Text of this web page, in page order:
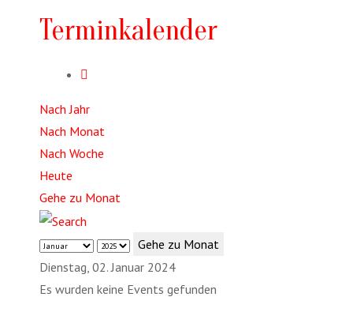
Terminkalender
Nach Jahr
Nach Monat
Nach Woche
Heute
Gehe zu Monat
Gehe zu Monat
Dienstag, 02. Januar 2024
Es wurden keine Events gefunden